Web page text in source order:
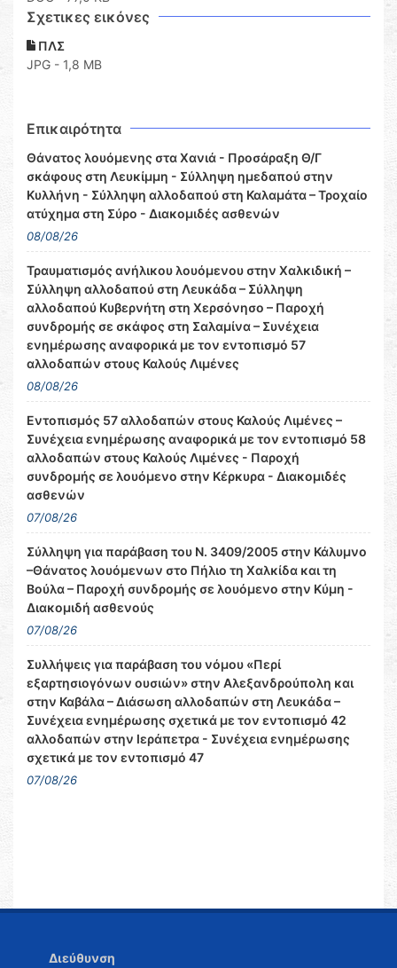
Σχετικες εικόνες
ΠΛΣ
JPG - 1,8 MB
Επικαιρότητα
Θάνατος λουόμενης στα Χανιά - Προσάραξη Θ/Γ
σκάφους στη Λευκίμμη - Σύλληψη ημεδαπού στην
Κυλλήνη - Σύλληψη αλλοδαπού στη Καλαμάτα – Τροχαίο
ατύχημα στη Σύρο - Διακομιδές ασθενών
08/08/26
Τραυματισμός ανήλικου λουόμενου στην Χαλκιδική –
Σύλληψη αλλοδαπού στη Λευκάδα – Σύλληψη
αλλοδαπού Κυβερνήτη στη Χερσόνησο – Παροχή
συνδρομής σε σκάφος στη Σαλαμίνα – Συνέχεια
ενημέρωσης αναφορικά με τον εντοπισμό 57
αλλοδαπών στους Καλούς Λιμένες
08/08/26
Εντοπισμός 57 αλλοδαπών στους Καλούς Λιμένες –
Συνέχεια ενημέρωσης αναφορικά με τον εντοπισμό 58
αλλοδαπών στους Καλούς Λιμένες - Παροχή
συνδρομής σε λουόμενο στην Κέρκυρα - Διακομιδές
ασθενών
07/08/26
Σύλληψη για παράβαση του Ν. 3409/2005 στην Κάλυμνο
–Θάνατος λουόμενων στο Πήλιο τη Χαλκίδα και τη
Βούλα – Παροχή συνδρομής σε λουόμενο στην Κύμη -
Διακομιδή ασθενούς
07/08/26
Συλλήψεις για παράβαση του νόμου «Περί
εξαρτησιογόνων ουσιών» στην Αλεξανδρούπολη και
στην Καβάλα – Διάσωση αλλοδαπών στη Λευκάδα –
Συνέχεια ενημέρωσης σχετικά με τον εντοπισμό 42
αλλοδαπών στην Ιεράπετρα - Συνέχεια ενημέρωσης
σχετικά με τον εντοπισμό 47
07/08/26
Διεύθυνση